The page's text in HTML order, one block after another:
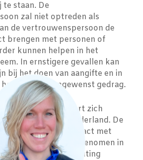
te staan. De
zal niet optreden als
de vertrouwenspersoon de
brengen met personen of
kunnen helpen in het
In ernstigere gevallen kan
bij het doen van aangifte en in
protocol ongewenst gedrag.
Gelre conformeert zich
van Scouting Nederland. De
aan in het contact met
gedragscode is opgenomen in
Reglement van Scouting